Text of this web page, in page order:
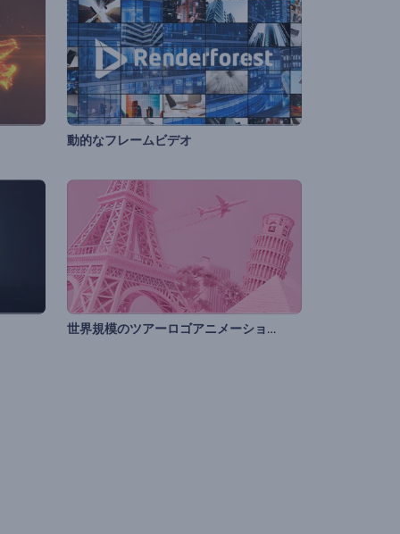
動的なフレームビデオ
世界規模のツアーロゴアニメーション